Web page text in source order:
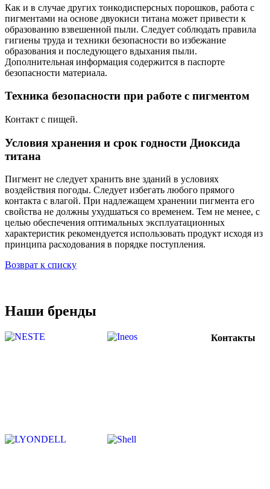
Как и в случае других тонкодисперсных порошков, работа с
пигментами на основе двуокиси титана может привести к
образованию взвешенной пыли. Следует соблюдать правила
гигиены труда и техники безопасности во избежание
образования и последующего вдыхания пыли.
Дополнительная информация содержится в паспорте
безопасности материала.
Техника безопасности при работе с пигментом
Контакт с пищей.
Условия хранения и срок годности Диоксида
титана
Пигмент не следует хранить вне зданий в условиях
воздействия погоды. Следует избегать любого прямого
контакта с влагой. При надлежащем хранении пигмента его
свойства не должны ухудшаться со временем. Тем не менее, с
целью обеспечения оптимальных эксплуатационных
характеристик рекомендуется использовать продукт исходя из
принципа расходования в порядке поступления.
Возврат к списку
Наши бренды
Контакты